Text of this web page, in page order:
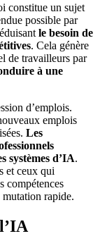
constitue un sujet
possible par
le besoin de
. Cela génère
de travailleurs par
à une
d’emplois.
emplois
Les
systèmes d’IA.
et ceux qui
compétences
rapide.